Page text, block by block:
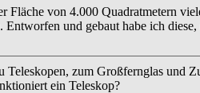
Fläche von 4.000 Quadratmetern
und gebaut habe ich
zum Großfernglas und
ein Teleskop?